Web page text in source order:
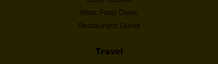
Best Food Deals
Restaurant Guide
Travel